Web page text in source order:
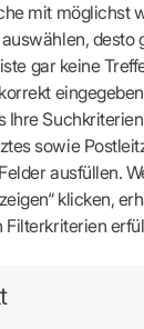
mit möglichst
desto
gar keine
Ihre
sowie
ausfüllen.
klicken,
Filterkriterien